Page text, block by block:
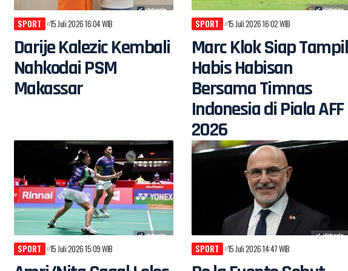
SPORT 15 Juli 2026 16:04 WIB
Darije Kalezic Kembali
Nahkodai PSM
Makassar
SPORT 15 Juli 2026 16:02 WIB
Marc Klok Siap Tampil
Habis Habisan
Bersama Timnas
Indonesia di Piala AFF
2026
SPORT 15 Juli 2026 15:09 WIB SPORT 15 Juli 2026 14:47 WIB